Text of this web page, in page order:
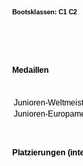
Bootsklassen: C1 C2
Medaillen
Junioren-
Junioren-
Platzierungen